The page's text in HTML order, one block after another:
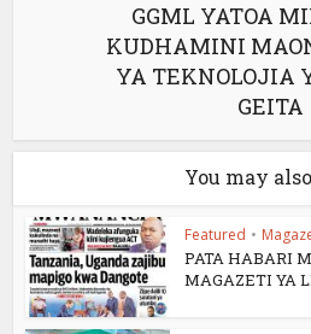
GGML YATOA
KUDHAMINI
YA TEKNOLOJIA
GEITA
You may
Featured •
PATA HABARI
MAGAZETI YA